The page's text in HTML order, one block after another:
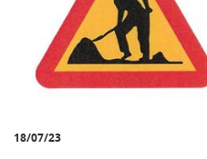
18/07/23